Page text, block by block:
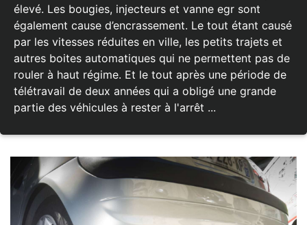
élevé. Les bougies, injecteurs et vanne egr sont
également cause d’encrassement. Le tout étant causé
par les vitesses réduites en ville, les petits trajets et
autres boites automatiques qui ne permettent pas de
rouler à haut régime. Et le tout après une période de
télétravail de deux années qui a obligé une grande
partie des véhicules à rester à l'arrêt ...